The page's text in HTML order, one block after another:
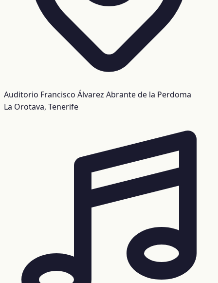
Auditorio Francisco Álvarez Abrante de la Perdoma
La Orotava, Tenerife